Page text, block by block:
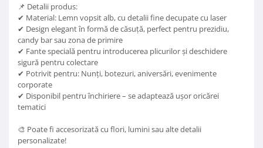
📌 Detalii produs:
✔ Material: Lemn vopsit alb, cu detalii fine decupate cu laser
✔ Design elegant în formă de căsuță, perfect pentru prezidiu,
candy bar sau zona de primire
✔ Fante specială pentru introducerea plicurilor și deschidere
sigură pentru colectare
✔ Potrivit pentru: Nunți, botezuri, aniversări, evenimente
corporate
✔ Disponibil pentru închiriere – se adaptează ușor oricărei
tematici
🎨 Poate fi accesorizată cu flori, lumini sau alte detalii
personalizate!